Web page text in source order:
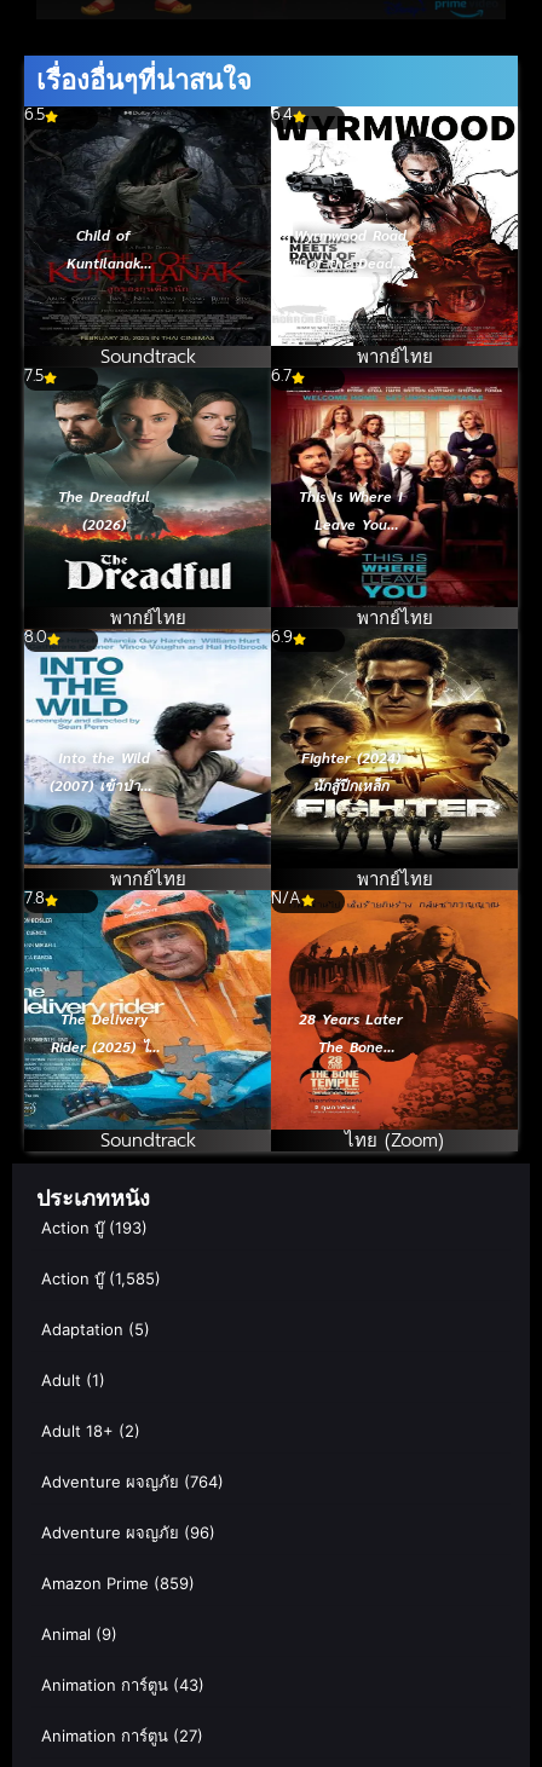
เรื่องอื่นๆที่น่าสนใจ
6.5
Child of
Kuntilanak
(2025)
Soundtrack
6.4
Wyrmwood Road
of the Dead
(2014) แมดแบร์รี่
ถล่มซอมบี้ ผีแก๊ส
โซฮอล์ [ซับไทย]
พากย์ไทย
7.5
The Dreadful
(2026)
พากย์ไทย
6.7
This Is Where I
Leave You
(2014) บ้านป่วน
รวมญาติ
พากย์ไทย
8.0
Into the Wild
(2007) เข้าป่าหา
ชีวิต
พากย์ไทย
6.9
Fighter (2024)
นักสู้ปีกเหล็ก
พากย์ไทย
7.8
The Delivery
Rider (2025) ไร
เดอร์อันตราย
Soundtrack
N/A
28 Years Later
The Bone
Temple (2026)
28 ปีให้หลัง เชื้อ
เขมือบคน วิหาร
ซากกะโหลก
ไทย (Zoom)
ประเภทหนัง
Action บู๊(193)
Action บู๊(1,585)
Adaptation (5)
Adult (1)
Adult 18+ (2)
Adventure ผจญภัย (764)
Adventure ผจญภัย (96)
Amazon Prime (859)
Animal (9)
Animation การ์ตูน (43)
Animation การ์ตูน (27)